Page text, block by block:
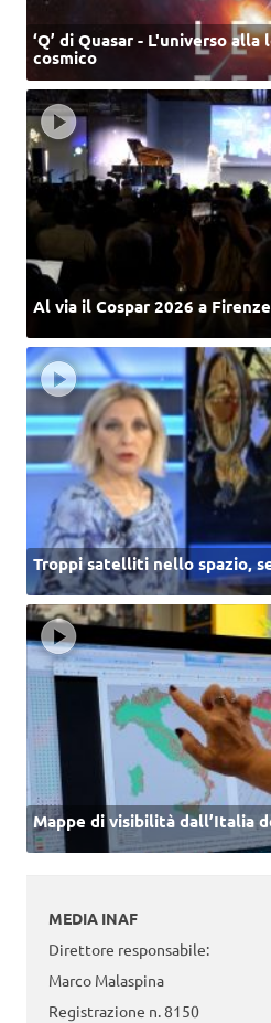
‘Q’ di Quasar - L'universo
cosmico
Al via il Cospar 2026 a Firenze
Troppi satelliti nello spazio,
Mappe di visibilità dall’Italia
MEDIA INAF
Direttore responsabile:
Marco Malaspina
Registrazione n. 8150